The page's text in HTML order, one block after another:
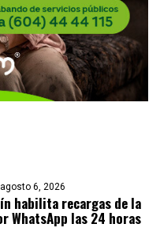
agosto 6, 2026
habilita recargas de la
WhatsApp las 24 horas